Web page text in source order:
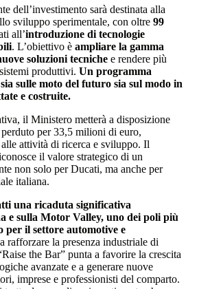
dell’investimento sarà destinata alla
sviluppo sperimentale, con oltre 99
all’introduzione di tecnologie
. L’obiettivo è ampliare la gamma
soluzioni tecniche e rendere più
produttivi. Un programma
sulle moto del futuro sia sul modo in
e costruite.
il Ministero metterà a disposizione
per 33,5 milioni di euro,
alle attività di ricerca e sviluppo. Il
il valore strategico di un
non solo per Ducati, ma anche per
italiana.
una ricaduta significativa
e sulla Motor Valley, uno dei poli più
il settore automotive e
rafforzare la presenza industriale di
the Bar” punta a favorire la crescita
avanzate e a generare nuove
imprese e professionisti del comparto.